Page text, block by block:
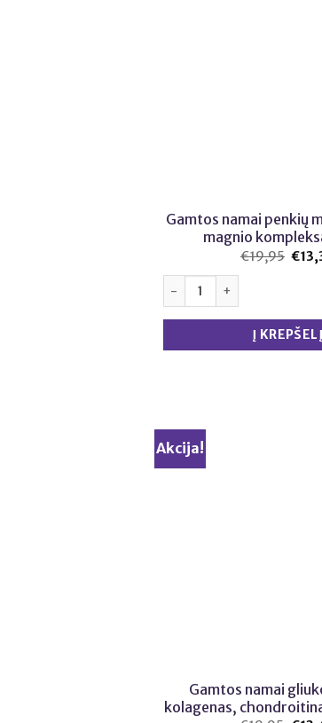
Gamtos namai penkių
magnio
€19,95
price
€
produkto kiekis: Gamtos
Į KREPŠELĮ
Akcija!
Gamtos namai
kolagenas,